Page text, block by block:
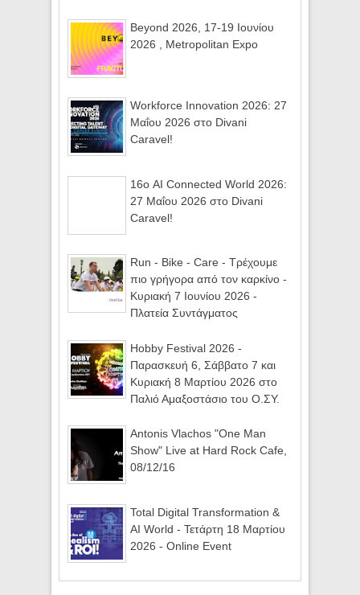
Beyond 2026, 17-19 Ιουνίου
2026 , Metropolitan Expo
Workforce Innovation 2026: 27
Μαΐου 2026 στο Divani
Caravel!
16ο AI Connected World 2026:
27 Μαΐου 2026 στο Divani
Caravel!
Run - Bike - Care - Τρέχουμε
πιο γρήγορα από τον καρκίνο -
Κυριακή 7 Ιουνίου 2026 -
Πλατεία Συντάγματος
Hobby Festival 2026 -
Παρασκευή 6, Σάββατο 7 και
Κυριακή 8 Μαρτίου 2026 στο
Παλιό Αμαξοστάσιο του Ο.ΣΥ.
Antonis Vlachos "One Man
Show" Live at Hard Rock Cafe,
08/12/16
Total Digital Transformation &
AI World - Τετάρτη 18 Μαρτίου
2026 - Online Event